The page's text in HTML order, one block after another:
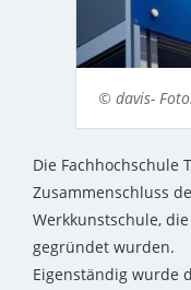
© davis-
Die Fachhochschule
Zusammenschluss
Werkkunstschule,
gegründet wurden.
Eigenständig wurde